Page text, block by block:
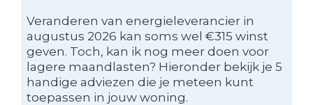
Veranderen van energieleverancier in
augustus 2026 kan soms wel €315 winst
geven. Toch, kan ik nog meer doen voor
lagere maandlasten? Hieronder bekijk je 5
handige adviezen die je meteen kunt
toepassen in jouw woning.